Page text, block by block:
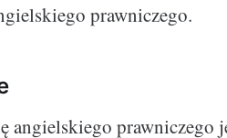
prawniczego.
angielskiego prawniczego